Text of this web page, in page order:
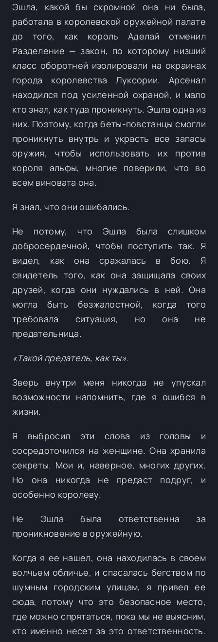
Эшла, какой бы скромной она ни была,
работала в королевской оружейной палате
до того, как король Аделай отменил
Разделение — закон, по которому низший
класс оборотней изолировали на окраинах
города королевства Луксории. Арсенал
находился под усиленной охраной, и мало
кто знал, как туда проникнуть. Эшла одна из
них. Поэтому, когда беты-повстанцы смогли
проникнуть внутрь и украсть все запасы
оружия, чтобы использовать их против
короля альфы, многие поверили, что во
всем виновата она.
Я знал, что они ошибались.
Не потому, что Эшла была слишком
добросердечной, чтобы поступить так. Я
видел, как она сражалась в бою. Я
свидетель того, как она защищала своих
друзей, когда они нуждались в ней. Она
могла быть безжалостной, когда того
требовала ситуация, но она не
предательница.
«Такой предатель, как ты».
Зверь внутри меня никогда не упускал
возможности напомнить, где я ошибся в
жизни.
Я выбросил эти слова из головы и
сосредоточился на женщине. Она хранила
секреты. Мои и, наверное, многих других.
Но она никогда не предаст подруг, и
особенно королеву.
Не Эшла была ответственна за
проникновение в оружейную.
Когда я ее нашел, она находилась в своем
волчьем обличье, и спасалась бегством по
шумным городским улицам, я привел ее
сюда, потому что это безопасное место,
где можно спрятаться, пока мы не выясним,
кто именно несет за это ответственность.